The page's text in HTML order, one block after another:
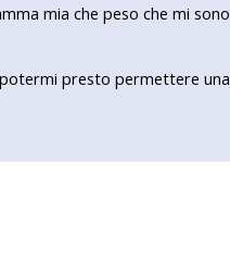
mia che peso che mi sono
presto permettere una